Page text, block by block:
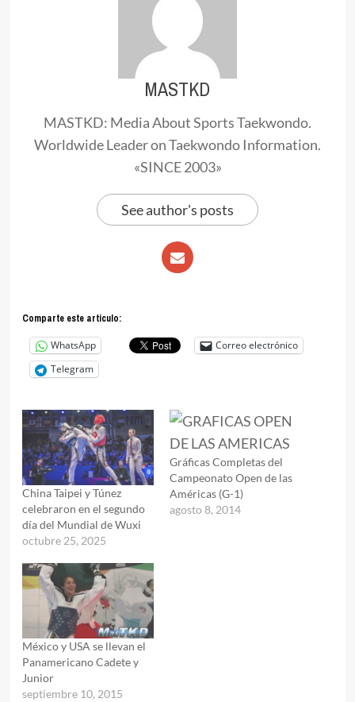
MASTKD
MASTKD: Media About Sports Taekwondo.
Worldwide Leader on Taekwondo Information.
«SINCE 2003»
See author's posts
Comparte este articulo:
WhatsApp
Correo electrónico
Telegram
China Taipei y Túnez
celebraron en el segundo
día del Mundial de Wuxi
octubre 25, 2025
Gráficas Completas del
Campeonato Open de las
Américas (G-1)
agosto 8, 2014
México y USA se llevan el
Panamericano Cadete y
Junior
septiembre 10, 2015